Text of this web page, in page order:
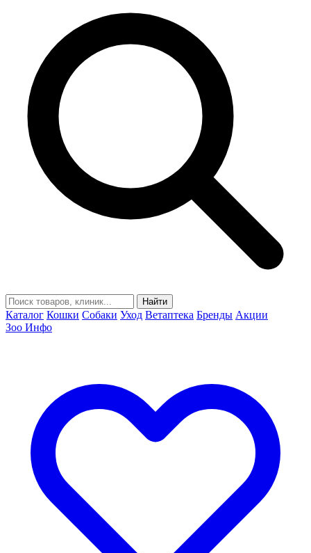
Найти
Каталог Кошки Собаки Уход Ветаптека Бренды Акции
Зоо Инфо